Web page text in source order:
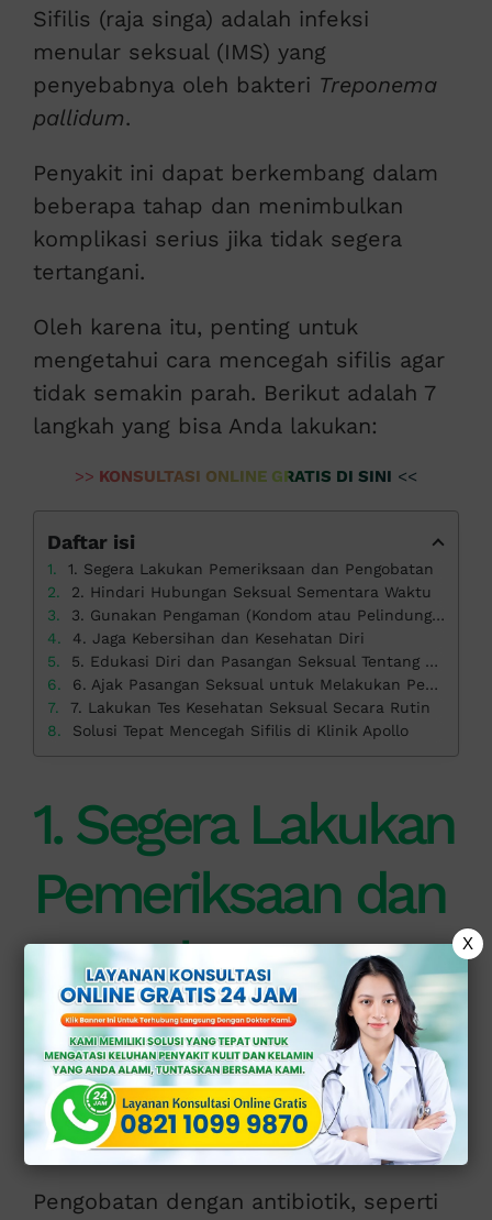
Sifilis (raja singa) adalah infeksi
menular seksual (IMS) yang
penyebabnya oleh bakteri Treponema
pallidum.
Penyakit ini dapat berkembang dalam
beberapa tahap dan menimbulkan
komplikasi serius jika tidak segera
tertangani.
Oleh karena itu, penting untuk
mengetahui cara mencegah sifilis agar
tidak semakin parah. Berikut adalah 7
langkah yang bisa Anda lakukan:
>> KONSULTASI ONLINE GRATIS DI SINI <<
Daftar isi
1. Segera Lakukan Pemeriksaan dan Pengobatan
2. Hindari Hubungan Seksual Sementara Waktu
3. Gunakan Pengaman (Kondom atau Pelindung) Saat Berhubungan Seksual
4. Jaga Kebersihan dan Kesehatan Diri
5. Edukasi Diri dan Pasangan Seksual Tentang Sifilis
6. Ajak Pasangan Seksual untuk Melakukan Pemeriksaan
7. Lakukan Tes Kesehatan Seksual Secara Rutin
Solusi Tepat Mencegah Sifilis di Klinik Apollo
1. Segera Lakukan
Pemeriksaan dan
Pengobatan
Jika Anda mengalami gejala sifilis
seperti luka tanpa rasa sakit di area
genital, ruam pada tubuh, atau gejala
lainnya, segera periksakan diri ke
dokter ahli.
Pengobatan dengan antibiotik, seperti
X